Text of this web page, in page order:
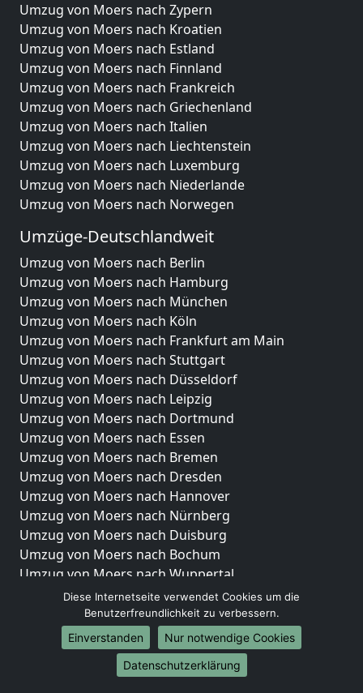
Umzug von Moers nach Zypern
Umzug von Moers nach Kroatien
Umzug von Moers nach Estland
Umzug von Moers nach Finnland
Umzug von Moers nach Frankreich
Umzug von Moers nach Griechenland
Umzug von Moers nach Italien
Umzug von Moers nach Liechtenstein
Umzug von Moers nach Luxemburg
Umzug von Moers nach Niederlande
Umzug von Moers nach Norwegen
Umzüge-Deutschlandweit
Umzug von Moers nach Berlin
Umzug von Moers nach Hamburg
Umzug von Moers nach München
Umzug von Moers nach Köln
Umzug von Moers nach Frankfurt am Main
Umzug von Moers nach Stuttgart
Umzug von Moers nach Düsseldorf
Umzug von Moers nach Leipzig
Umzug von Moers nach Dortmund
Umzug von Moers nach Essen
Umzug von Moers nach Bremen
Umzug von Moers nach Dresden
Umzug von Moers nach Hannover
Umzug von Moers nach Nürnberg
Umzug von Moers nach Duisburg
Umzug von Moers nach Bochum
Umzug von Moers nach Wuppertal
Umzug von Moers nach Bielefeld
Umzug von Moers nach Bonn
Umzug von Moers nach Münster
Internationale-Umzüge
Diese Internetseite verwendet Cookies um die
Benutzerfreundlichkeit zu verbessern.
Einverstanden
Nur notwendige Cookies
Datenschutzerklärung